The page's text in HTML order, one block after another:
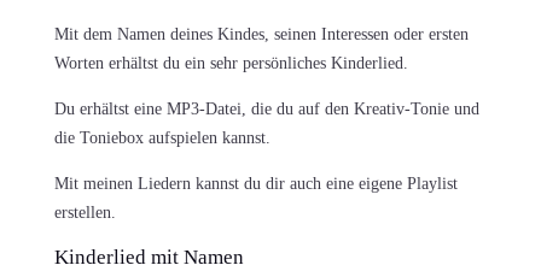
Mit dem Namen deines Kindes, seinen Interessen oder ersten
Worten erhältst du ein sehr persönliches Kinderlied.
Du erhältst eine MP3-Datei, die du auf den Kreativ-Tonie und
die Toniebox aufspielen kannst.
Mit meinen Liedern kannst du dir auch eine eigene Playlist
erstellen.
Kinderlied mit Namen